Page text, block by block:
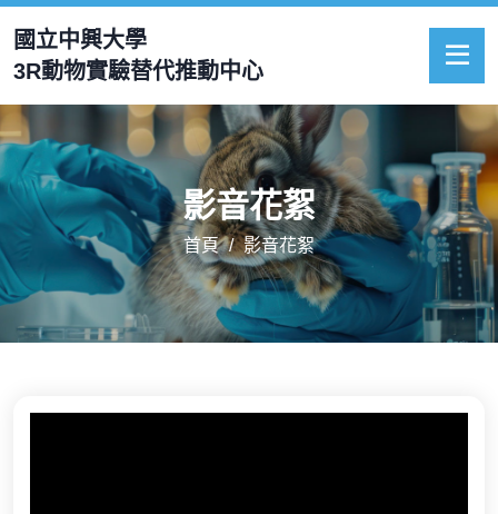
國立中興大學
3R動物實驗替代推動中心
影音花絮
首頁 影音花絮